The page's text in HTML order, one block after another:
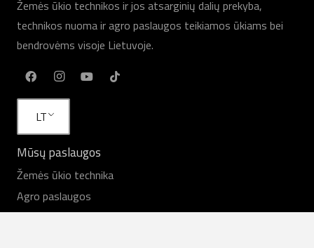
Žemės ūkio technikos ir jos atsarginių dalių prekyba,
technikos nuoma ir agro paslaugos teikiamos ūkiams bei
bendrovėms visoje Lietuvoje.
LT
Mūsų paslaugos
Žemės ūkio technika
Agro paslaugos
Nuoma